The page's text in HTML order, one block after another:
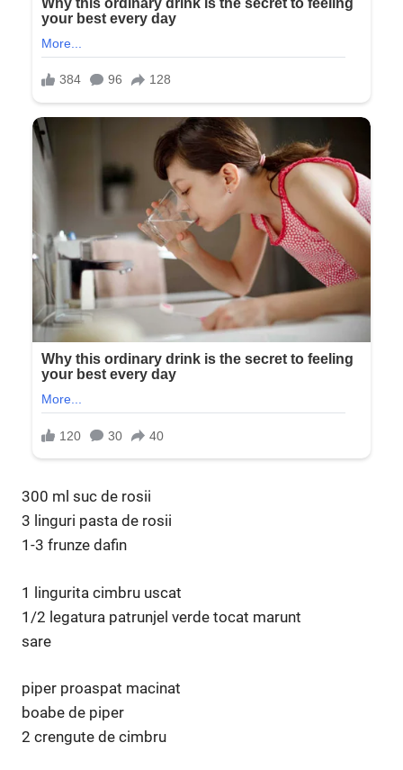
300 ml suc de rosii
3 linguri pasta de rosii
1-3 frunze dafin
1 lingurita cimbru uscat
1/2 legatura patrunjel verde tocat marunt
sare
piper proaspat macinat
boabe de piper
2 crengute de cimbru